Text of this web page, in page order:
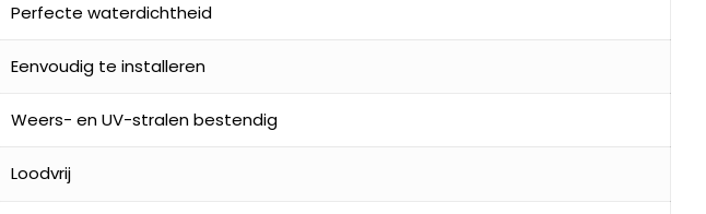
Perfecte waterdichtheid
Eenvoudig te installeren
Weers- en UV-stralen bestendig
Loodvrij